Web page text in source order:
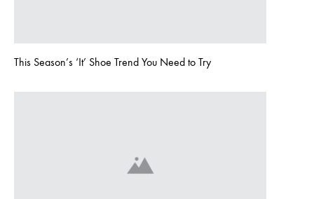
This Season’s ‘It’ Shoe Trend You Need to Try